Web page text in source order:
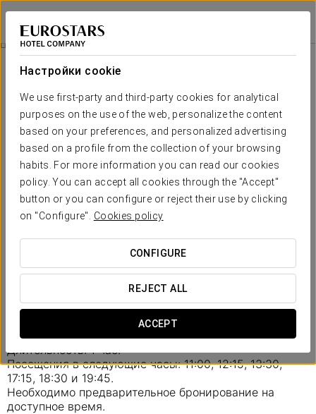
Настройки cookie
We use first-party and third-party cookies for analytical
purposes on the use of the web, personalize the content
based on your preferences, and personalized advertising
based on a profile from the collection of your browsing
habits. For more information you can read our cookies
policy. You can accept all cookies through the "Accept"
button or you can configure or reject their use by clicking
on "Configure". Cookies policy
CONFIGURE
REJECT ALL
ACCEPT
Áurea Palacio de Sober
ЛУГО - СОБЕР
Visit A Winery With Tasting
23 €
Visit a winery with tasting
Откройте для себя винодельню Regina Viarum — одну
из самых известных и посещаемых в регионе
Рибейра-Сакра. Насладитесь уникальным опытом
дегустации пяти лучших вин, сопровождаемым
захватывающими видами на каньоны реки Силь.
Длительность: 1 час.
Посещения в следующие часы: 11:00, 12:15, 13:30,
17:15, 18:30 и 19:45.
Необходимо предварительное бронирование на
доступное время.